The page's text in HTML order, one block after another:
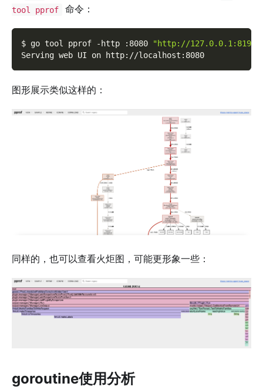
tool pprof 命令：
$ go tool pprof -http :8080
"http://127.0.0.1:8199/
Serving web UI on http://localhost:8080
图形展示类似这样的：
同样的，也可以查看火炬图，可能更形象一些：
goroutine使用分析